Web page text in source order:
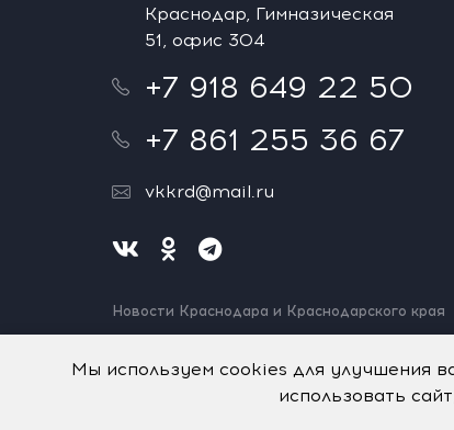
Краснодар, Гимназическая
51, офис 304
+7 918 649 22 50
+7 861 255 36 67
vkkrd@mail.ru
Новости Краснодара и Краснодарского края
Нашли ошибку? Выделите и нажмите
Мы используем cookies для улучшения
использовать